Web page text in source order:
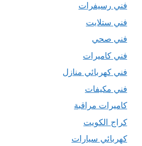
فني رسيفرات
فني ستلايت
فني صحي
فني كاميرات
فني كهربائي منازل
فني مكيفات
كاميرات مراقبة
كراج الكويت
كهربائي سيارات